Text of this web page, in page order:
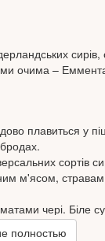
сирів,
очима –
плавиться у
сортів
м'ясом,
чері. Біле
полностью